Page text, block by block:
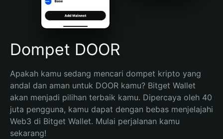
Português (Brasil)
Español (Argentina)
Dompet DOOR
Apakah kamu sedang mencari dompet kripto yang
andal dan aman untuk DOOR kamu? Bitget Wallet
akan menjadi pilihan terbaik kamu. Dipercaya oleh 40
juta pengguna, kamu dapat dengan bebas menjelajahi
Web3 di Bitget Wallet. Mulai perjalanan kamu
sekarang!